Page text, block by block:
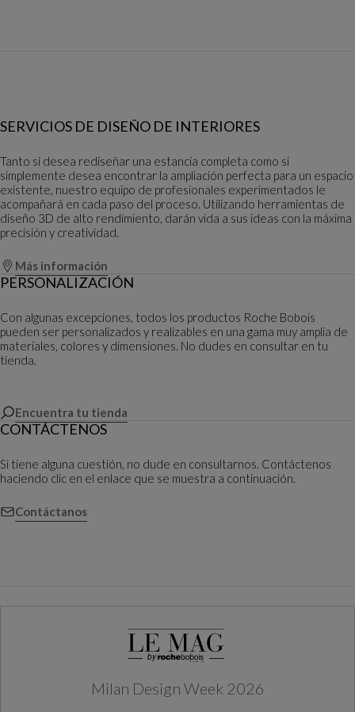
SERVICIOS DE DISEÑO DE INTERIORES
Tanto si desea rediseñar una estancia completa como si
simplemente desea encontrar la ampliación perfecta para un espacio
existente, nuestro equipo de profesionales experimentados le
acompañará en cada paso del proceso. Utilizando herramientas de
diseño 3D de alto rendimiento, darán vida a sus ideas con la máxima
precisión y creatividad.
Más información
PERSONALIZACIÓN
Con algunas excepciones, todos los productos Roche Bobois
pueden ser personalizados y realizables en una gama muy amplia de
materiales, colores y dimensiones. No dudes en consultar en tu
tienda.
Encuentra tu tienda
CONTÁCTENOS
Si tiene alguna cuestión, no dude en consultarnos. Contáctenos
haciendo clic en el enlace que se muestra a continuación.
Contáctanos
Milan Design Week 2026